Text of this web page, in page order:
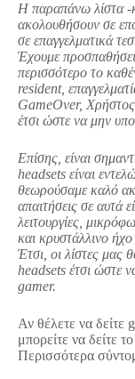
Η παραπάνω λίστα -
ακολουθήσουν σε
σε επαγγελματικά
Έχουμε
περισσότερο το
resident,
GameOver, Χρήστος
έτσι ώστε να μην
Επίσης, είναι
headsets είναι
θεωρούσαμε καλό
απαιτήσεις σε αυτά
λειτουργίες,
και κρυστάλλινο
Έτσι, οι λίστες μας
headsets έτσι ώστε
gamer.
Αν θέλετε να δείτε
μπορείτε να δείτε
Περισσότερα